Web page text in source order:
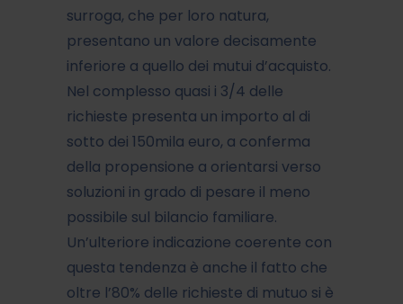
surroga, che per loro natura,
presentano un valore decisamente
inferiore a quello dei mutui d’acquisto.
Nel complesso quasi i 3/4 delle
richieste presenta un importo al di
sotto dei 150mila euro, a conferma
della propensione a orientarsi verso
soluzioni in grado di pesare il meno
possibile sul bilancio familiare.
Un’ulteriore indicazione coerente con
questa tendenza è anche il fatto che
oltre l’80% delle richieste di mutuo si è